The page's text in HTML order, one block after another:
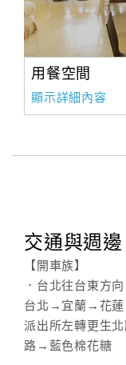
用餐空間
顯示詳細內容
交通與週邊
【開車族】
．台北往台東方向
台北→宜蘭→花
派出所左轉更生
路→藍色棉花糖